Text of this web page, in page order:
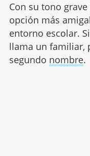
Con su tono
opción más
entorno escolar.
llama un familiar,
segundo nombre.